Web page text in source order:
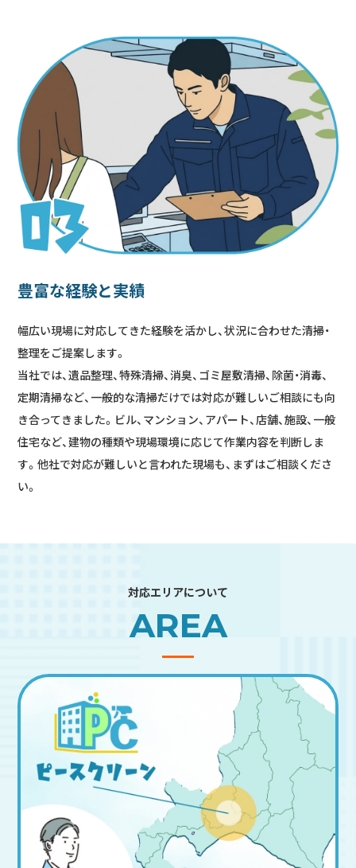
豊富な経験と実績
幅広い現場に対応してきた経験を活かし、状況に合わせた清掃・
整理をご提案します。
当社では、遺品整理、特殊清掃、消臭、ゴミ屋敷清掃、除菌・消毒、
定期清掃など、一般的な清掃だけでは対応が難しいご相談にも向
き合ってきました。ビル、マンション、アパート、店舗、施設、一般
住宅など、建物の種類や現場環境に応じて作業内容を判断しま
す。他社で対応が難しいと言われた現場も、まずはご相談くださ
い。
対応エリアについて
AREA